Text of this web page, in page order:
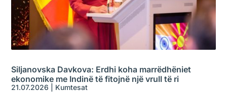
Siljanovska Davkova: Erdhi koha marrëdhëniet
ekonomike me Indinë të fitojnë një vrull të ri
21.07.2026 Kumtesat